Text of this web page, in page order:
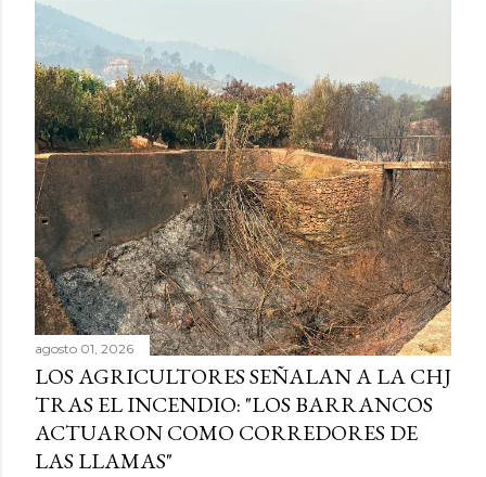
agosto 01, 2026
LOS AGRICULTORES SEÑALAN A LA CHJ
TRAS EL INCENDIO: "LOS BARRANCOS
ACTUARON COMO CORREDORES DE
LAS LLAMAS"